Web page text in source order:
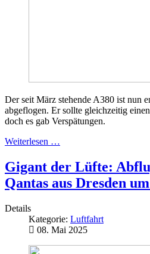
Der seit März stehende A380 ist nun
abgeflogen. Er sollte gleichzeitig
doch es gab Verspätungen.
Weiterlesen …
Gigant der Lüfte:
Qantas aus Dresden
Details
Kategorie: Luftfahrt
08. Mai 2025